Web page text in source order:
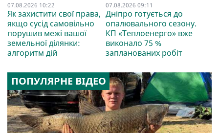
07.08.2026 10:22
Як захистити свої права,
якщо сусід самовільно
порушив межі вашої
земельної ділянки:
алгоритм дій
07.08.2026 09:11
Дніпро готується до
опалювального сезону.
КП «Теплоенерго» вже
виконало 75 %
запланованих робіт
ПОПУЛЯРНЕ ВІДЕО